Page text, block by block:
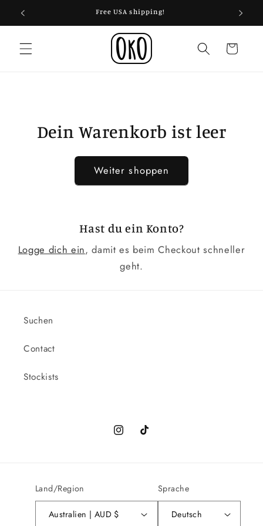
zum
Inhalt
Free USA shipping!
Warenkorb
Dein Warenkorb ist leer
Weiter shoppen
Hast du ein Konto?
Logge dich ein, damit es beim Checkout schneller
geht.
Suchen
Contact
Stockists
InstagramTikTok
Land/Region
Australien | AUD $
Sprache
Deutsch